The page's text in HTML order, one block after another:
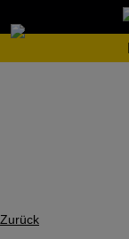
Zurück